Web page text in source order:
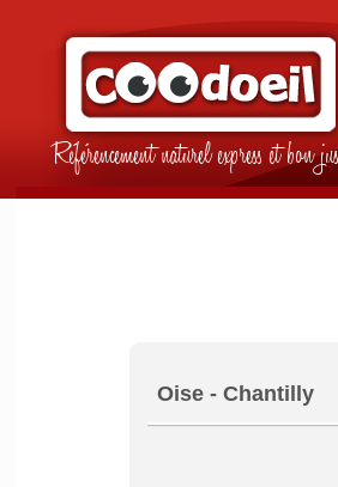
Référencement naturel express et bon
Oise - Chantilly